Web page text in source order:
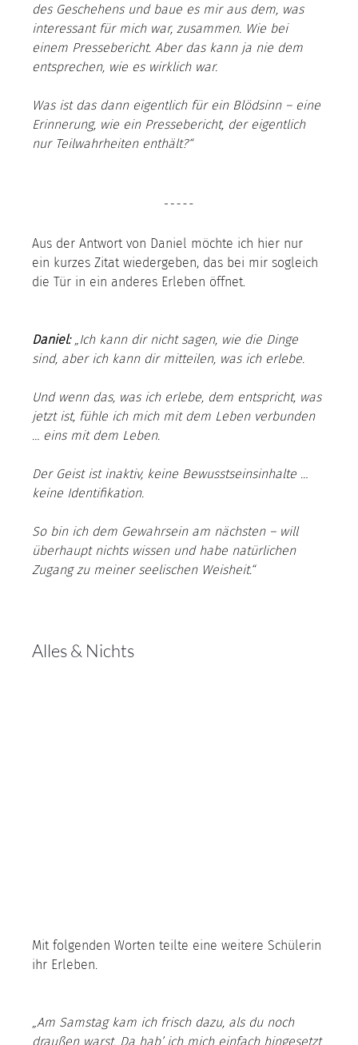
des Geschehens und baue es mir aus dem, was
interessant für mich war, zusammen. Wie bei
einem Pressebericht. Aber das kann ja nie dem
entsprechen, wie es wirklich war.
Was ist das dann eigentlich für ein Blödsinn – eine
Erinnerung, wie ein Pressebericht, der eigentlich
nur Teilwahrheiten enthält?“
Aus der Antwort von Daniel möchte ich hier nur
ein kurzes Zitat wiedergeben, das bei mir sogleich
die Tür in ein anderes Erleben öffnet.
Daniel: „Ich kann dir nicht sagen, wie die Dinge
sind, aber ich kann dir mitteilen, was ich erlebe.
Und wenn das, was ich erlebe, dem entspricht, was
jetzt ist, fühle ich mich mit dem Leben verbunden
… eins mit dem Leben.
Der Geist ist inaktiv, keine Bewusstseinsinhalte …
keine Identifikation.
So bin ich dem Gewahrsein am nächsten – will
überhaupt nichts wissen und habe natürlichen
Zugang zu meiner seelischen Weisheit.“
Alles & Nichts
Mit folgenden Worten teilte eine weitere Schülerin
ihr Erleben.
„Am Samstag kam ich frisch dazu, als du noch
draußen warst. Da hab’ ich mich einfach hingesetzt